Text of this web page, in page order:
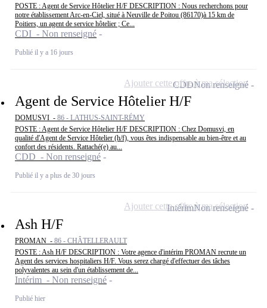
POSTE : Agent de Service Hôtelier H/F DESCRIPTION : Nous recherchons pour
notre établissement Arc-en-Ciel, situé à Neuville de Poitou (86170)à 15 km de
Poitiers, un agent de service hôtelier ; Ce...
CDI - Non renseigné
Publié il y a 16 jours
Agent de Service Hôtelier H/F
DOMUSVI - 86 - LATHUS-SAINT-RÉMY
POSTE : Agent de Service Hôtelier H/F DESCRIPTION : Chez Domusvi, en
qualité d'Agent de Service Hôtelier (h/f), vous êtes indispensable au bien-être et au
confort des résidents. Rattaché(e) au...
CDD - Non renseigné
Publié il y a plus de 30 jours
CDDNon renseigné
Ajouter cette offre à ma sélection
Ash H/F
PROMAN - 86 - CHÂTELLERAULT
POSTE : Ash H/F DESCRIPTION : Votre agence d'intérim PROMAN recrute un
Agent des services hospitaliers H/F. Vous serez chargé d'effectuer des tâches
polyvalentes au sein d'un établissement de...
Intérim - Non renseigné
Publié hier
IntérimNon renseigné
Ajouter cette offre à ma sélection